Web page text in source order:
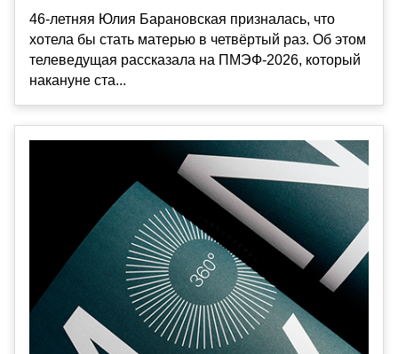
46-летняя Юлия Барановская призналась, что
хотела бы стать матерью в четвёртый раз. Об этом
телеведущая рассказала на ПМЭФ-2026, который
накануне ста...